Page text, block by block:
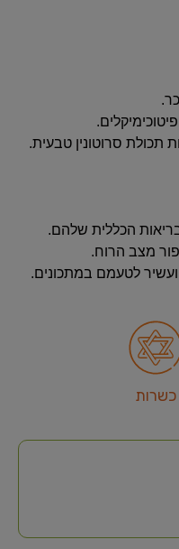
תכולת סרוטונין טבעית.
הכללית שלהם.
מצב הרוח.
לטעמם במתכונים.
כשרות